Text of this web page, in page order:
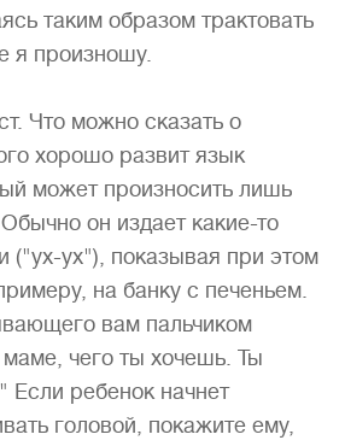
таким образом трактовать
я произношу.
Что можно сказать о
хорошо развит язык
может произносить лишь
он издает какие-то
("ух-ух"), показывая при этом
на банку с печеньем.
вам пальчиком
чего ты хочешь. Ты
Если ребенок начнет
головой, покажите ему,